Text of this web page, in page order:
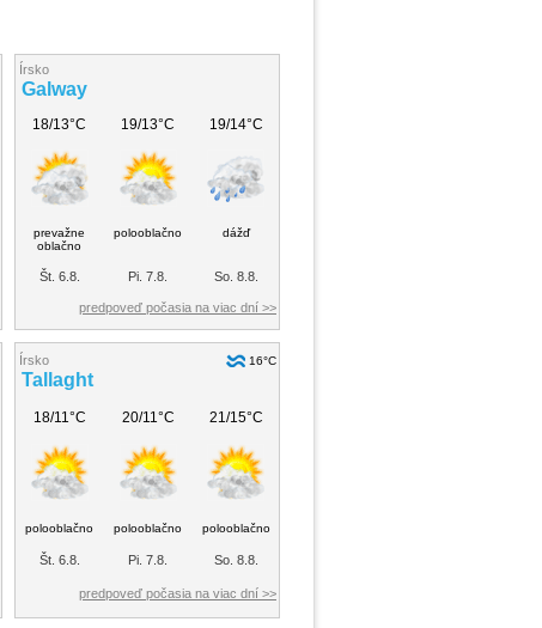
Írsko
Galway
18/13°C 19/13°C 19/14°C
prevažne
oblačno
polooblačno dážď
Št. 6.8. Pi. 7.8. So. 8.8.
predpoveď počasia na viac dní >>
Írsko 16°C
Tallaght
18/11°C 20/11°C 21/15°C
polooblačno polooblačno polooblačno
Št. 6.8. Pi. 7.8. So. 8.8.
predpoveď počasia na viac dní >>